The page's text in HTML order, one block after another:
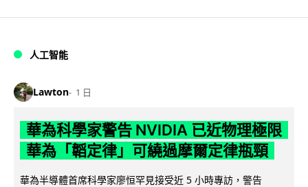
人工智能
Lawton 1 日
華為科學家警告 NVIDIA 已近物理極限
華為「韜定律」可繞過摩爾定律瓶頸
華為半導體首席科學家廖恒罕見接受近 5 小時專訪，警告